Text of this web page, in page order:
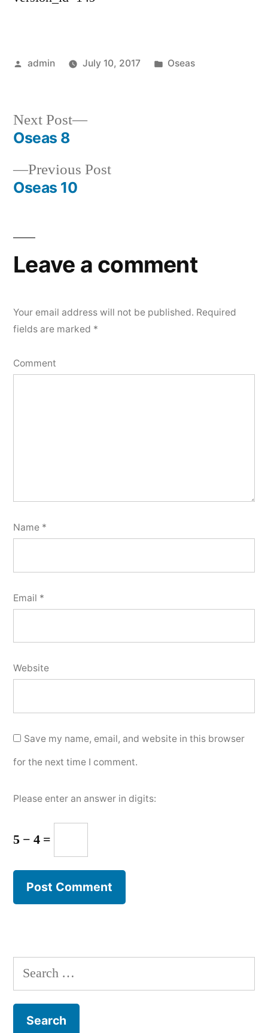
Posted
admin July 10, 2017
Posted
Oseas
Post
navigation
Previous PostPrevious
Oseas 10
Next Post
Next
Oseas 8
Leave a comment
Your email address will not be published. Required
fields are marked *
Comment
Name *
Email *
Website
Save my name, email, and website in this browser
for the next time I comment.
Please enter an answer in digits:
5 − 4 =
Search
for: